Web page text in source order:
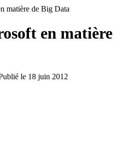
matière de Big Data
en matière
le 18 juin 2012